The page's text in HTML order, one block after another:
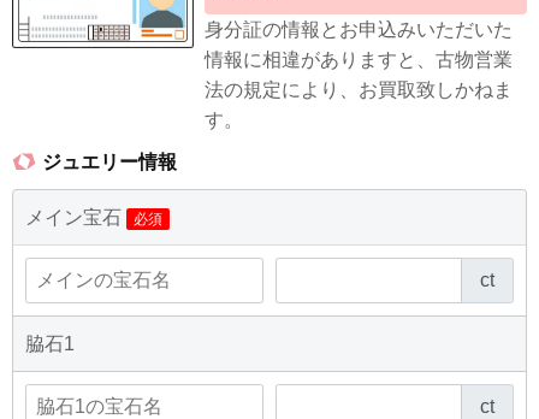
身分証の情報とお申込みいただいた
情報に相違がありますと、古物営業
法の規定により、お買取致しかねま
す。
ジュエリー情報
メイン宝石 必須
ct
脇石1
ct